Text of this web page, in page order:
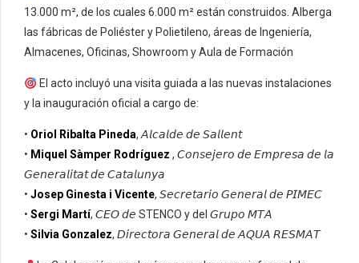
13.000 m², de los cuales 6.000 m² están construidos. Alberga
las fábricas de Poliéster y Polietileno, áreas de Ingeniería,
Almacenes, Oficinas, Showroom y Aula de Formación
El acto incluyó una visita guiada a las nuevas instalaciones
y la inauguración oficial a cargo de:
• Oriol Ribalta Pineda, 𝘈𝘭𝘤𝘢𝘭𝘥𝘦 𝘥𝘦 𝘚𝘢𝘭𝘭𝘦𝘯𝘵
• Miquel Sàmper Rodríguez , 𝘊𝘰𝘯𝘴𝘦𝘫𝘦𝘳𝘰 𝘥𝘦 𝘌𝘮𝘱𝘳𝘦𝘴𝘢 𝘥𝘦 𝘭𝘢
𝘎𝘦𝘯𝘦𝘳𝘢𝘭𝘪𝘵𝘢𝘵 𝘥𝘦 𝘊𝘢𝘵𝘢𝘭𝘶𝘯𝘺𝘢
• Josep Ginesta i Vicente, 𝘚𝘦𝘤𝘳𝘦𝘵𝘢𝘳𝘪𝘰 𝘎𝘦𝘯𝘦𝘳𝘢𝘭 𝘥𝘦 𝘗𝘐𝘔𝘌𝘊
• Sergi Martí, 𝘊𝘌𝘖 𝘥𝘦 STENCO y del 𝘎𝘳𝘶𝘱𝘰 𝘔𝘛𝘈
• Silvia Gonzalez, 𝘋𝘪𝘳𝘦𝘤𝘵𝘰𝘳𝘢 𝘎𝘦𝘯𝘦𝘳𝘢𝘭 𝘥𝘦 𝘈𝘘𝘜𝘈 𝘙𝘌𝘚𝘔𝘈𝘛